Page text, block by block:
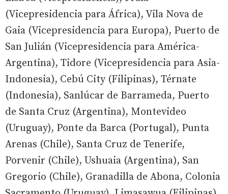
(Vicepresidencia para África), Vila Nova de
Gaia (Vicepresidencia para Europa), Puerto de
San Julián (Vicepresidencia para América-
Argentina), Tidore (Vicepresidencia para Asia-
Indonesia), Cebú City (Filipinas), Térnate
(Indonesia), Sanlúcar de Barrameda, Puerto
de Santa Cruz (Argentina), Montevideo
(Uruguay), Ponte da Barca (Portugal), Punta
Arenas (Chile), Santa Cruz de Tenerife,
Porvenir (Chile), Ushuaia (Argentina), San
Gregorio (Chile), Granadilla de Abona, Colonia